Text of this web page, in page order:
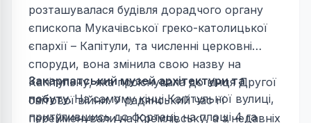
розташувалася будівля дорадчого органу
єпископа Мукачівської греко-католицької
єпархії – Капітули, та численні церковні
споруди, вона змінила свою назву на
Капітульну, яка проіснувала до кінця Другої
світової війни. У радянський час її
перейменували на Кремлівську, а з недавніх
Закарпатський музей архітектури та
побуту.На самому кінці Капітульної вулиці,
притулившись до фортеці, на площі 4 га